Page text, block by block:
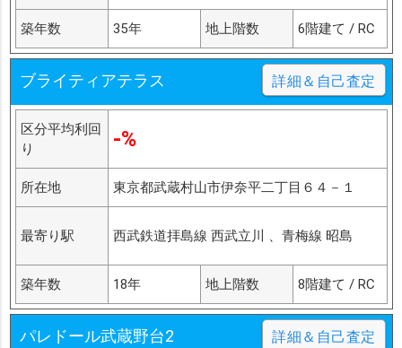
築年数 35年 地上階数 6階建て / RC
ブライティアテラス 詳細＆自己査定
区分平均利回
り
-%
所在地 東京都武蔵村山市伊奈平二丁目６４－１
最寄り駅 西武鉄道拝島線 西武立川 、青梅線 昭島
築年数 18年 地上階数 8階建て / RC
パレドール武蔵野台2 詳細＆自己査定